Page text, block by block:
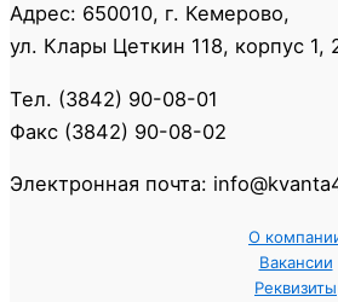
Адрес: 650010, г. Кемерово,
ул. Клары Цеткин 118, корпус 1,
Тел. (3842) 90-08-01
Факс (3842) 90-08-02
Электронная почта:
О
Вакансии
Реквизиты